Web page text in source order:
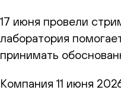
17 июня провели
лаборатория
принимать
Компания 11 июня